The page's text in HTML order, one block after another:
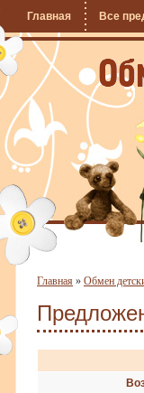
Главная Все
Главная » Обмен